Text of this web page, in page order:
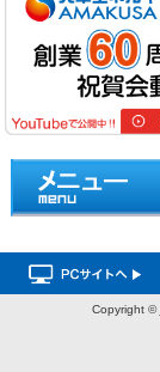
Copyright ©